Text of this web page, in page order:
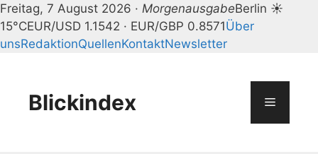
Freitag, 7 August 2026 · MorgenausgabeBerlin ☀
15°CEUR/USD 1.1542 · EUR/GBP 0.8571Über
unsRedaktionQuellenKontaktNewsletter
springenBlickindex Menü